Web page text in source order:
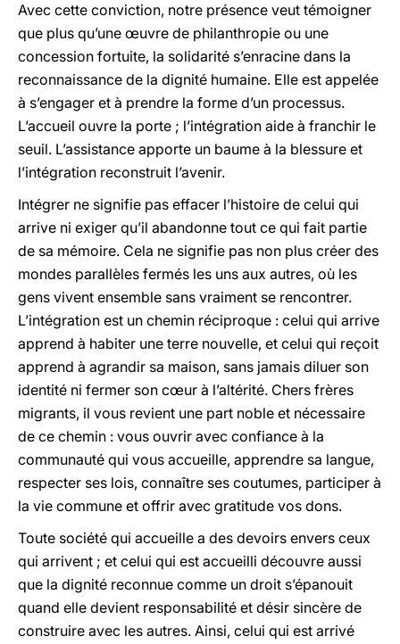
Avec cette conviction, notre présence veut témoigner
que plus qu’une œuvre de philanthropie ou une
concession fortuite, la solidarité s’enracine dans la
reconnaissance de la dignité humaine. Elle est appelée
à s’engager et à prendre la forme d’un processus.
L’accueil ouvre la porte ; l’intégration aide à franchir le
seuil. L’assistance apporte un baume à la blessure et
l’intégration reconstruit l’avenir.
Intégrer ne signifie pas effacer l’histoire de celui qui
arrive ni exiger qu’il abandonne tout ce qui fait partie
de sa mémoire. Cela ne signifie pas non plus créer des
mondes parallèles fermés les uns aux autres, où les
gens vivent ensemble sans vraiment se rencontrer.
L’intégration est un chemin réciproque : celui qui arrive
apprend à habiter une terre nouvelle, et celui qui reçoit
apprend à agrandir sa maison, sans jamais diluer son
identité ni fermer son cœur à l’altérité. Chers frères
migrants, il vous revient une part noble et nécessaire
de ce chemin : vous ouvrir avec confiance à la
communauté qui vous accueille, apprendre sa langue,
respecter ses lois, connaître ses coutumes, participer à
la vie commune et offrir avec gratitude vos dons.
Toute société qui accueille a des devoirs envers ceux
qui arrivent ; et celui qui est accueilli découvre aussi
que la dignité reconnue comme un droit s’épanouit
quand elle devient responsabilité et désir sincère de
construire avec les autres. Ainsi, celui qui est arrivé